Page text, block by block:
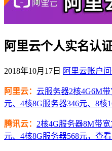
阿里云个人实名认
2018年10月17日 阿里云账户
阿里云： 云服务器2核4G6M
元、4核8G服务器346元、8核
腾讯云： 2核4G服务器8M带
元、4核8G服务器568元，查